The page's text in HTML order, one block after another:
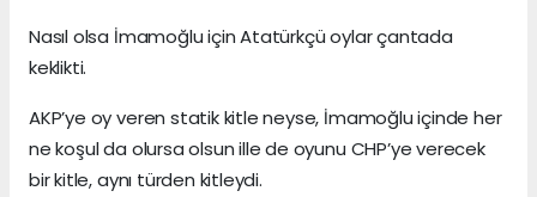
Nasıl olsa İmamoğlu için Atatürkçü oylar çantada
keklikti.
AKP’ye oy veren statik kitle neyse, İmamoğlu içinde her
ne koşul da olursa olsun ille de oyunu CHP’ye verecek
bir kitle, aynı türden kitleydi.